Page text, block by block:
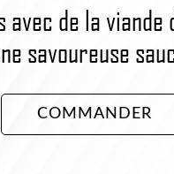
avec de la viande
savoureuse
COMMANDER